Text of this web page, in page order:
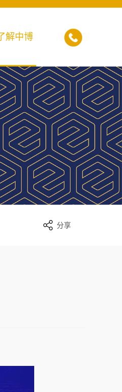
了解中博
分享